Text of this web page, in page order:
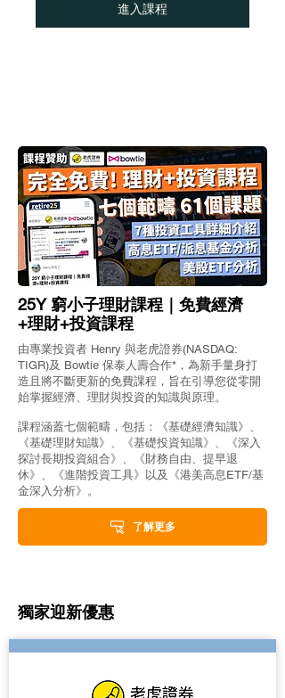
進入課程
25Y 窮小子理財課程｜免費經濟
+理財+投資課程
由專業投資者 Henry 與老虎證券(NASDAQ:
TIGR)及 Bowtie 保泰人壽合作*，為新手量身打
造且將不斷更新的免費課程，旨在引導您從零開
始掌握經濟、理財與投資的知識與原理。
課程涵蓋七個範疇，包括：《基礎經濟知識》、
《基礎理財知識》、《基礎投資知識》、《深入
探討長期投資組合》、《財務自由、提早退
休》、《進階投資工具》以及《港美高息ETF/基
金深入分析》。
了解更多
獨家迎新優惠